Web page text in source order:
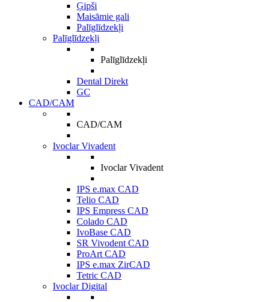
Ģipši
Maisāmie gali
Palīglīdzekļi
Palīglīdzekļi
Palīglīdzekļi
Dental Direkt
GC
CAD/CAM
CAD/CAM
Ivoclar Vivadent
Ivoclar Vivadent
IPS e.max CAD
Telio CAD
IPS Empress CAD
Colado CAD
IvoBase CAD
SR Vivodent CAD
ProArt CAD
IPS e.max ZirCAD
Tetric CAD
Ivoclar Digital